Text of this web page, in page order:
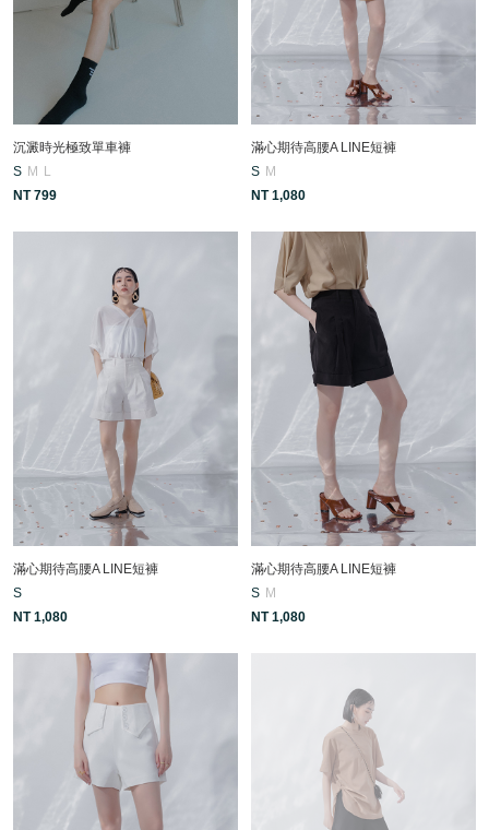
沉澱時光極致單車褲
S M L
NT 799
滿心期待高腰A LINE短褲
S M
NT 1,080
滿心期待高腰A LINE短褲
S
NT 1,080
滿心期待高腰A LINE短褲
S M
NT 1,080